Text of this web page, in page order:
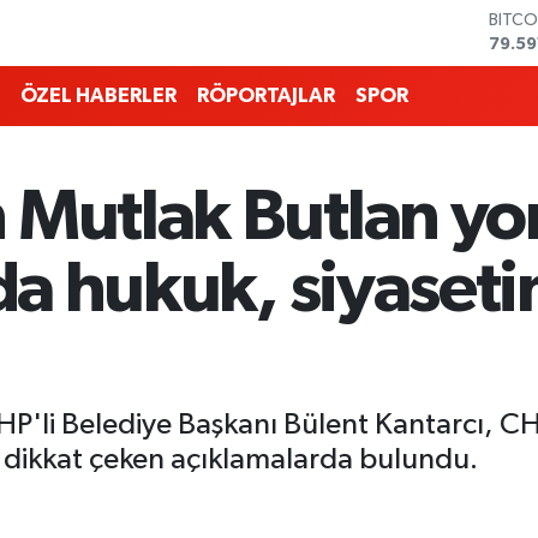
EURO
ÖZEL HABERLER RÖPORTAJLAR SPOR
Mutlak Butlan
hukuk,
Belediye Başkanı Bülent Kantarcı,
dikkat çeken açıklamalarda bulundu.